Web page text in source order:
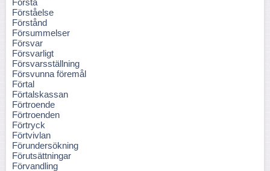
Förstå
Förståelse
Förstånd
Försummelser
Försvar
Försvarligt
Försvarsställning
Försvunna föremål
Förtal
Förtalskassan
Förtroende
Förtroenden
Förtryck
Förtvivlan
Förundersökning
Förutsättningar
Förvandling